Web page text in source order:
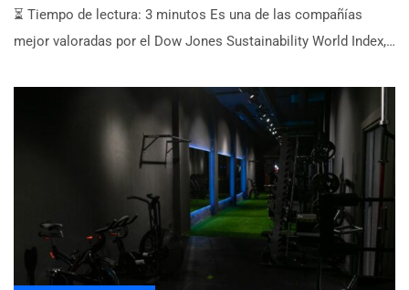
⏳ Tiempo de lectura: 3 minutos Es una de las compañías
mejor valoradas por el Dow Jones Sustainability World Index,…